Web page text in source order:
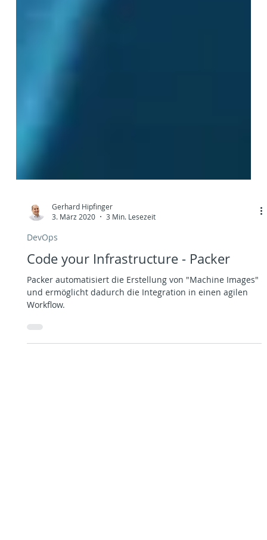
3. März 2020
3 Min. Lesezeit
DevOps
Code your Infrastructure - Packer
und ermöglicht dadurch die Integration in einen agilen
Workflow.